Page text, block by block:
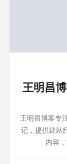
王明昌
王明昌博客专
记，提供建站
内容